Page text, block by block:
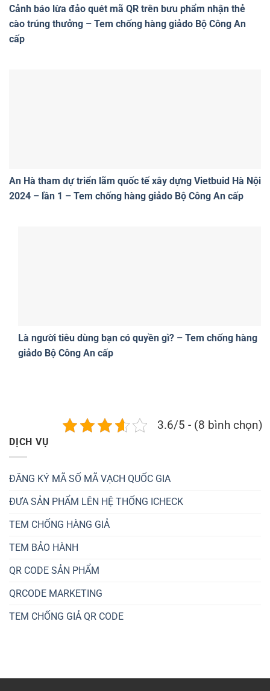
Cảnh báo lừa đảo quét mã QR trên bưu phẩm nhận thẻ
cào trúng thưởng – Tem chống hàng giảdo Bộ Công An
cấp
An Hà tham dự triển lãm quốc tế xây dựng Vietbuid Hà Nội
2024 – lần 1 – Tem chống hàng giảdo Bộ Công An cấp
Là người tiêu dùng bạn có quyền gì? – Tem chống hàng
giảdo Bộ Công An cấp
3.6/5 - (8 bình chọn)
DỊCH VỤ
ĐĂNG KÝ MÃ SỐ MÃ VẠCH QUỐC GIA
ĐƯA SẢN PHẨM LÊN HỆ THỐNG ICHECK
TEM CHỐNG HÀNG GIẢ
TEM BẢO HÀNH
QR CODE SẢN PHẨM
QRCODE MARKETING
TEM CHỐNG GIẢ QR CODE